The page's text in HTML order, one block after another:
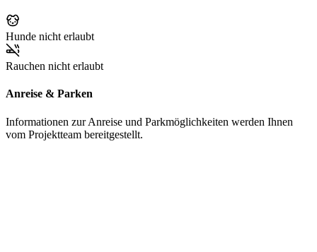
Hunde nicht erlaubt
Rauchen nicht erlaubt
Anreise & Parken
Informationen zur Anreise und Parkmöglichkeiten werden Ihnen
vom Projektteam bereitgestellt.